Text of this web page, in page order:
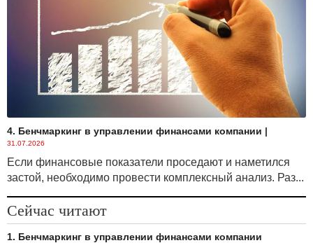
4. Бенчмаркинг в управлении финансами компании |
31.07.2026
Если финансовые показатели проседают и наметился
застой, необходимо провести комплексный анализ. Раз...
Сейчас читают
1. Бенчмаркинг в управлении финансами компании